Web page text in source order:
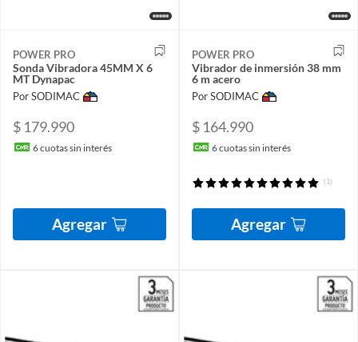
POWER PRO
Sonda Vibradora 45MM X 6
MT Dynapac
Por SODIMAC
$ 179.990
6cuotas sin interés
Agregar
POWER PRO
Vibrador de inmersión 38 mm
6 m acero
Por SODIMAC
$ 164.990
6cuotas sin interés
(1)
Agregar